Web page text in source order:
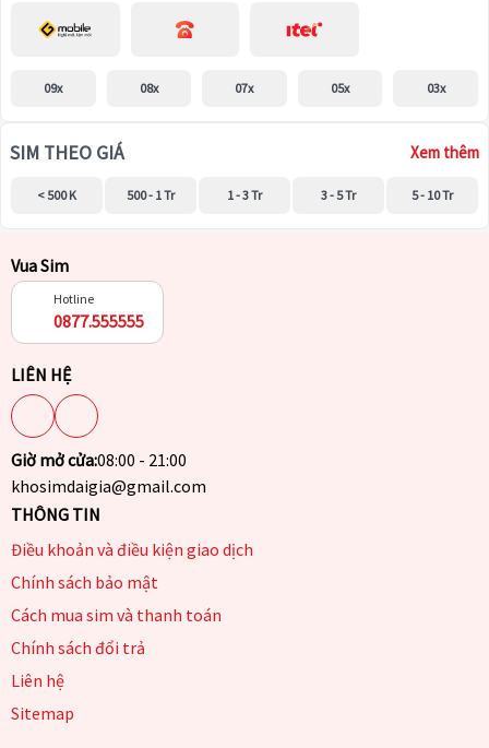
09x 08x 07x 05x 03x
SIM THEO GIÁ Xem thêm
< 500 K 500 - 1 Tr 1 - 3 Tr 3 - 5 Tr 5 - 10 Tr
Vua Sim
Hotline
0877.555555
LIÊN HỆ
Giờ mở cửa:08:00 - 21:00
khosimdaigia@gmail.com
THÔNG TIN
Điều khoản và điều kiện giao dịch
Chính sách bảo mật
Cách mua sim và thanh toán
Chính sách đổi trả
Liên hệ
Sitemap